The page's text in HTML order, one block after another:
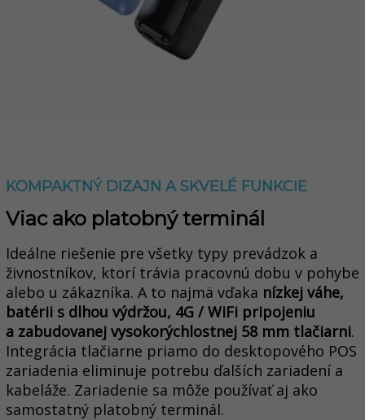
KOMPAKTNÝ DIZAJN A SKVELÉ FUNKCIE
Viac ako platobný terminál
Ideálne riešenie pre všetky typy prevádzok a
živnostníkov, ktorí trávia pracovnú dobu v pohybe
alebo u zákazníka. A to najmä vďaka nízkej váhe,
batérii s dlhou výdržou, 4G / WiFi pripojeniu
a zabudovanej vysokorýchlostnej 58 mm tlačiarni.
Integrácia tlačiarne priamo do desktopového POS
zariadenia eliminuje potrebu ďalších zariadení a
kabeláže. Zariadenie sa môže používať aj ako
samostatný platobný terminál.